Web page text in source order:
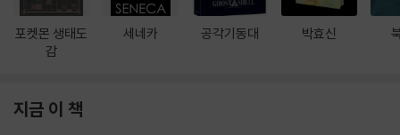
포켓몬 생태도
감
세네카 공각기동대 박효신
지금 이 책